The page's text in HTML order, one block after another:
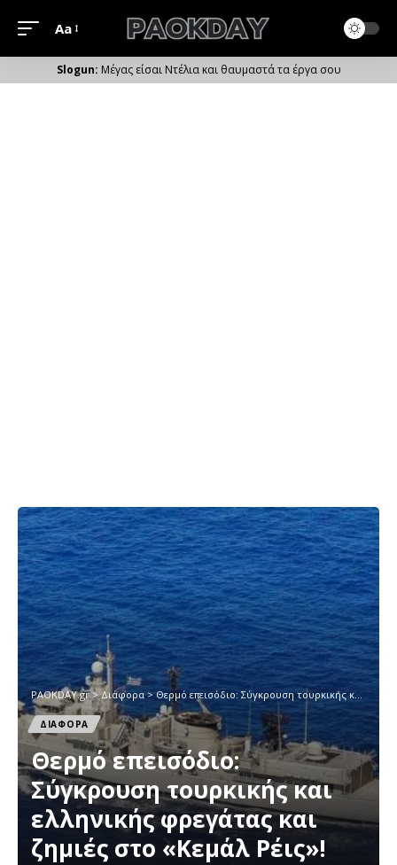
Μέγεθος
Γραμματοσειράς
Aa
Μέγας είσαι Ντέλια και θαυμαστά τα έργα σου
PAOKDAY.gr>Διάφορα>Θερμό επεισόδιο: Σύγκρουση τουρκικής και ελληνικής φρεγάτας και ζημιές στο «Κεμάλ Ρέις»!
ΔΙΑΦΟΡΑ
Θερμό επεισόδιο:
Σύγκρουση τουρκικής και
ελληνικής φρεγάτας και
ζημιές στο «Κεμάλ Ρέις»!